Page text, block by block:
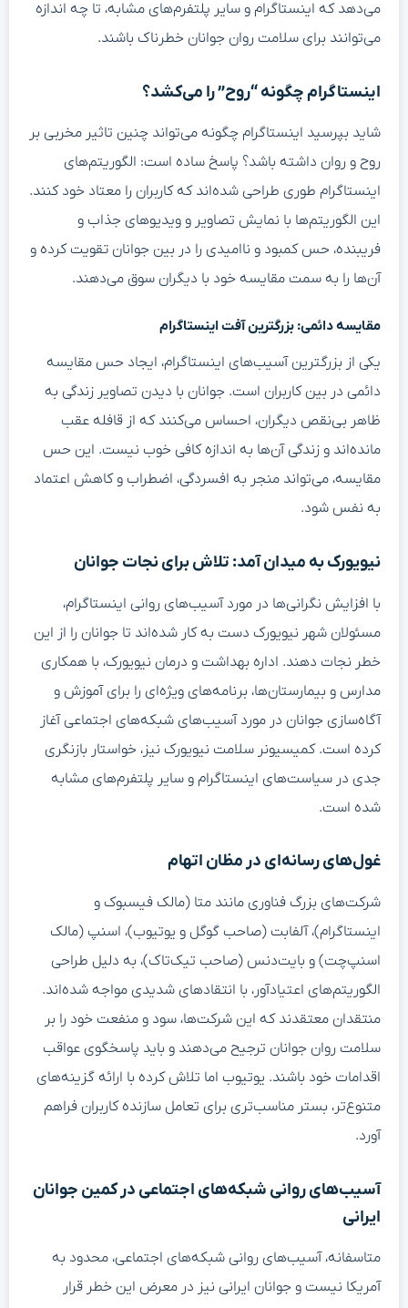
می‌دهد که اینستاگرام و سایر پلتفرم‌های مشابه، تا چه اندازه
می‌توانند برای سلامت روان جوانان خطرناک باشند.
اینستاگرام چگونه “روح” را می‌کشد؟
شاید بپرسید اینستاگرام چگونه می‌تواند چنین تاثیر مخربی بر
روح و روان داشته باشد؟ پاسخ ساده است: الگوریتم‌های
اینستاگرام طوری طراحی شده‌اند که کاربران را معتاد خود کنند.
این الگوریتم‌ها با نمایش تصاویر و ویدیوهای جذاب و
فریبنده، حس کمبود و ناامیدی را در بین جوانان تقویت کرده و
آن‌ها را به سمت مقایسه خود با دیگران سوق می‌دهند.
مقایسه دائمی: بزرگترین آفت اینستاگرام
یکی از بزرگترین آسیب‌های اینستاگرام، ایجاد حس مقایسه
دائمی در بین کاربران است. جوانان با دیدن تصاویر زندگی به
ظاهر بی‌نقص دیگران، احساس می‌کنند که از قافله عقب
مانده‌اند و زندگی آن‌ها به اندازه کافی خوب نیست. این حس
مقایسه، می‌تواند منجر به افسردگی، اضطراب و کاهش اعتماد
به نفس شود.
نیویورک به میدان آمد: تلاش برای نجات جوانان
با افزایش نگرانی‌ها در مورد آسیب‌های روانی اینستاگرام،
مسئولان شهر نیویورک دست به کار شده‌اند تا جوانان را از این
خطر نجات دهند. اداره بهداشت و درمان نیویورک، با همکاری
مدارس و بیمارستان‌ها، برنامه‌های ویژه‌ای را برای آموزش و
آگاه‌سازی جوانان در مورد آسیب‌های شبکه‌های اجتماعی آغاز
کرده است. کمیسیونر سلامت نیویورک نیز، خواستار بازنگری
جدی در سیاست‌های اینستاگرام و سایر پلتفرم‌های مشابه
شده است.
غول‌های رسانه‌ای در مظان اتهام
شرکت‌های بزرگ فناوری مانند متا (مالک فیسبوک و
اینستاگرام)، آلفابت (صاحب گوگل و یوتیوب)، اسنپ (مالک
اسنپ‌چت) و بایت‌دنس (صاحب تیک‌تاک)، به دلیل طراحی
الگوریتم‌های اعتیادآور، با انتقادهای شدیدی مواجه شده‌اند.
منتقدان معتقدند که این شرکت‌ها، سود و منفعت خود را بر
سلامت روان جوانان ترجیح می‌دهند و باید پاسخگوی عواقب
اقدامات خود باشند. یوتیوب اما تلاش کرده با ارائه گزینه‌های
متنوع‌تر، بستر مناسب‌تری برای تعامل سازنده کاربران فراهم
آورد.
آسیب‌های روانی شبکه‌های اجتماعی در کمین جوانان
ایرانی
متاسفانه، آسیب‌های روانی شبکه‌های اجتماعی، محدود به
آمریکا نیست و جوانان ایرانی نیز در معرض این خطر قرار